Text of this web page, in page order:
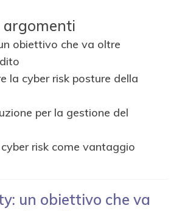
argomenti
obiettivo che va oltre
la cyber risk posture della
per la gestione del
risk come vantaggio
un obiettivo che va